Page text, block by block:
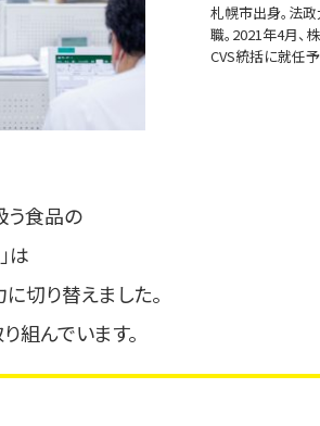
札幌市出身。法
職。2021年4月
CVS統括に就任予
う食品の
は
切り替えました。
組んでいます。